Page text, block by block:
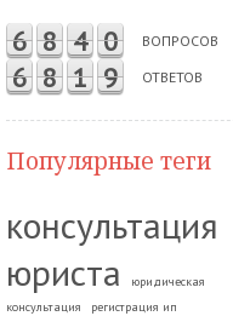
6 8 4 0 ВОПРОСОВ
6 8 1 9 ОТВЕТОВ
Популярные теги
консультация
юриста
юридическая
консультация
регистрация ип